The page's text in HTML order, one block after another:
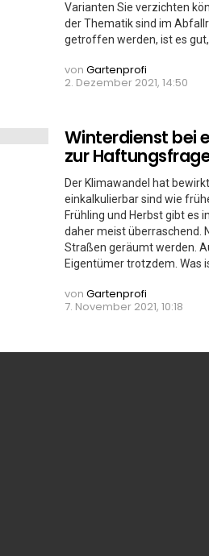
Varianten Sie verzichten
der Thematik sind im
getroffen werden, ist es gut,
von Gartenprofi
2. Dezember 2021, 14:50
Winterdienst bei
zur
Der Klimawandel hat
einkalkulierbar sind wie
Frühling und Herbst gibt es
daher meist überraschend.
Straßen geräumt werden.
Eigentümer trotzdem. Was
von Gartenprofi
7. November 2021, 10:18